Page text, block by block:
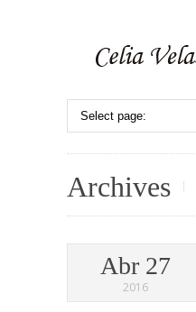
Archives
Abr 27
2016